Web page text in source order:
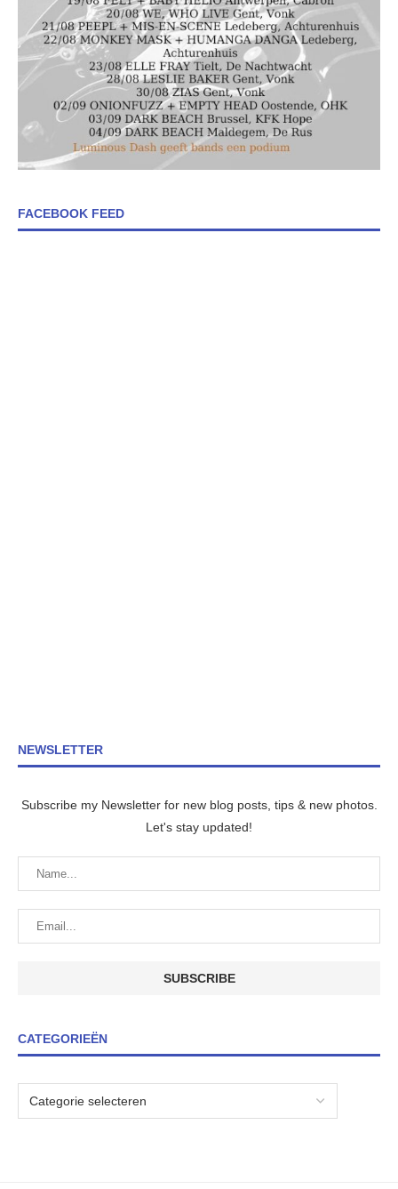
FACEBOOK FEED
NEWSLETTER
Subscribe my Newsletter for new blog posts, tips & new photos.
Let's stay updated!
CATEGORIEËN